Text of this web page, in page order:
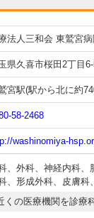
法人三和会 東鷲宮
県久喜市桜田2丁目
宮駅(駅から北に約
58-2468
washinomiya-
、 外科、 神経内科、
、 形成外科、 皮膚科、
くの医療機関を診療